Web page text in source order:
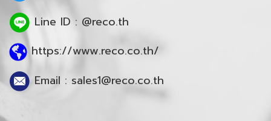
Line ID : @reco.th
https://www.reco.co.th/
Email : sales1@reco.co.th